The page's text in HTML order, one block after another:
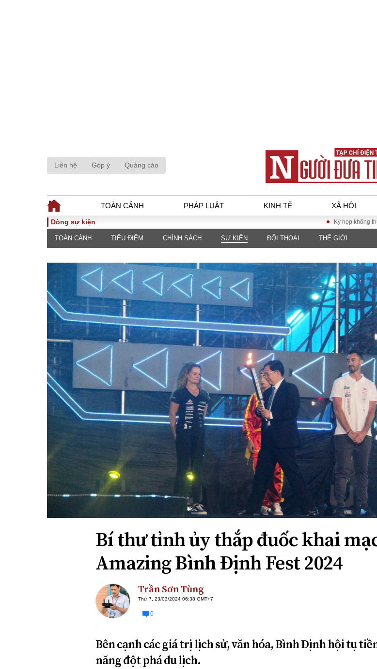
Liên hệ Góp ý Quảng cáo
TOÀN CẢNH PHÁP LUẬT KINH TẾ XÃ HỘI
TOÀN CẢNH
Chính sách
Sự kiện
Đối thoại
Thế giới
PHÁP LUẬT
luật
Góc nhìn luật gia
Hồ sơ điều tra
Tiếng nói công dân
An ninh - Hình sự
KINH TẾ
Tài chính - Ngân
hàng
Kinh tế vĩ mô
Hồ sơ doanh
nghiệp
Xu hướng thị
trường
Tiêu dùng và dư
luận
Công nghệ
ĐA CHIỀU
Quan điểm
Xi nhan Trái Phải
INFOCUS
Dòng sự kiện Kỳ họp không thường lệ thứ
TOÀN CẢNH TIÊU ĐIỂM CHÍNH SÁCH SỰ KIỆN ĐỐI THOẠI THẾ GIỚI
Bí thư tỉnh ủy thắp đuốc khai
Amazing Bình Định Fest 2024
Trần Sơn Tùng
Thứ 7, 23/03/2024 06:38 GMT+7
0
Bên cạnh các giá trị lịch sử, văn hóa, Bình Định hội tụ
năng đột phá du lịch.